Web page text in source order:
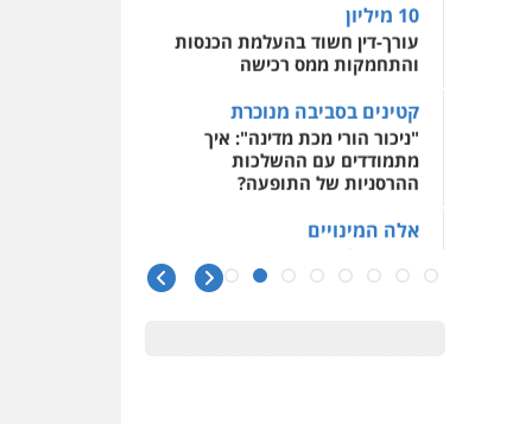
10 מיליון
עורך-דין חשוד בהעלמת הכנסות
והתחמקות ממס רכישה
קטינים בסביבה מנוכרת
"ניכור הורי מכת מדינה": איך
מתמודדים עם ההשלכות
ההרסניות של התופעה?
אלה המינויים
26 שופטים ורשמים נוספים